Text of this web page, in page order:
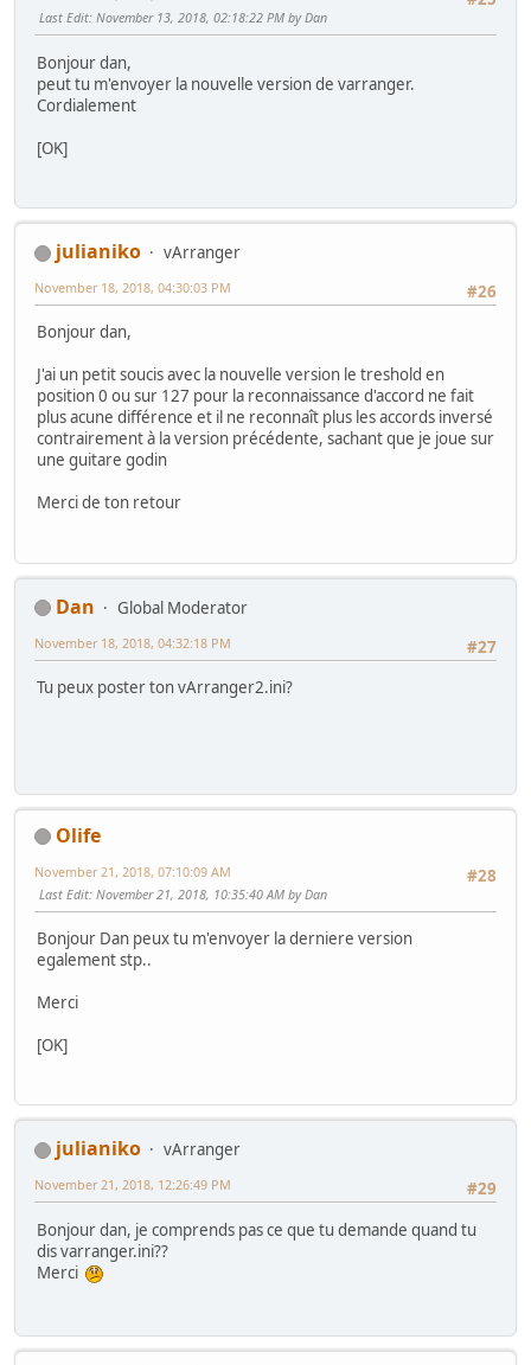
Last Edit: November 13, 2018, 02:18:22 PM by Dan
Bonjour dan,
peut tu m'envoyer la nouvelle version de varranger.
Cordialement
[OK]
julianiko
vArranger
#26
November 18, 2018, 04:30:03 PM
Bonjour dan,
J'ai un petit soucis avec la nouvelle version le treshold en
position 0 ou sur 127 pour la reconnaissance d'accord ne fait
plus acune différence et il ne reconnaît plus les accords inversé
contrairement à la version précédente, sachant que je joue sur
une guitare godin
Merci de ton retour
Dan
Global Moderator
#27
November 18, 2018, 04:32:18 PM
Tu peux poster ton vArranger2.ini?
Olife
#28
November 21, 2018, 07:10:09 AM
Last Edit: November 21, 2018, 10:35:40 AM by Dan
Bonjour Dan peux tu m'envoyer la derniere version
egalement stp..
Merci
[OK]
julianiko
vArranger
#29
November 21, 2018, 12:26:49 PM
Bonjour dan, je comprends pas ce que tu demande quand tu
dis varranger.ini??
Merci